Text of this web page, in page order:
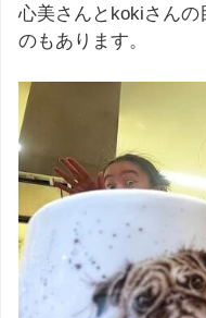
心美さんとkokiさん
のもあります。